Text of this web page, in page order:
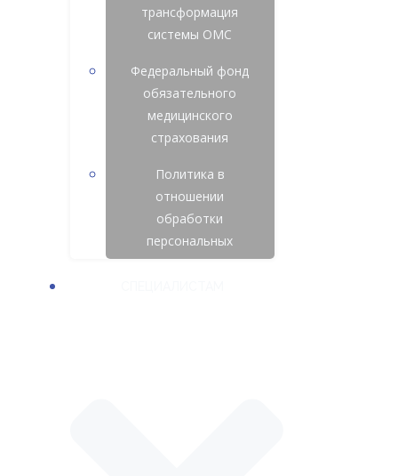
трансформация
системы ОМС
Федеральный фонд
обязательного
медицинского
страхования
Политика в
отношении
обработки
персональных